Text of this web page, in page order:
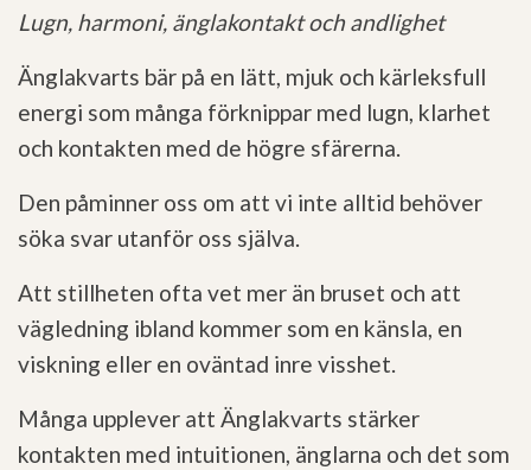
Lugn, harmoni, änglakontakt och andlighet
Änglakvarts bär på en lätt, mjuk och kärleksfull
energi som många förknippar med lugn, klarhet
och kontakten med de högre sfärerna.
Den påminner oss om att vi inte alltid behöver
söka svar utanför oss själva.
Att stillheten ofta vet mer än bruset och att
vägledning ibland kommer som en känsla, en
viskning eller en oväntad inre visshet.
Många upplever att Änglakvarts stärker
kontakten med intuitionen, änglarna och det som